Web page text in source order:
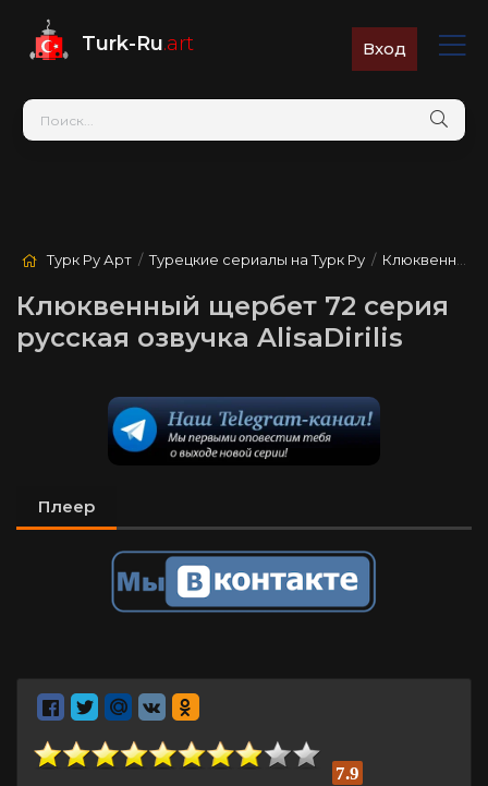
Turk-Ru.art Вход
Турк Ру Арт /Турецкие сериалы на Турк Ру / Клюквенный щербет
Клюквенный щербет 72 серия
русская озвучка AlisaDirilis
Плеер
7.9